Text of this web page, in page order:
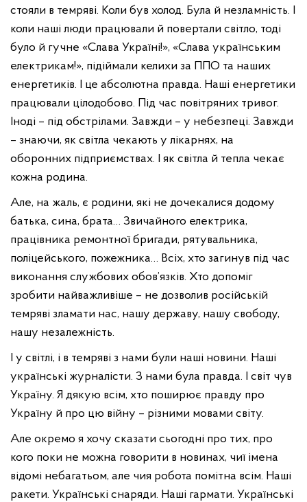
стояли в темряві. Коли був холод. Була й незламність. І
коли наші люди працювали й повертали світло, тоді
було й гучне «Слава Україні!», «Слава українським
електрикам!», підіймали келихи за ППО та наших
енергетиків. І це абсолютна правда. Наші енергетики
працювали цілодобово. Під час повітряних тривог.
Іноді – під обстрілами. Завжди – у небезпеці. Завжди
– знаючи, як світла чекають у лікарнях, на
оборонних підприємствах. І як світла й тепла чекає
кожна родина.
Але, на жаль, є родини, які не дочекалися додому
батька, сина, брата… Звичайного електрика,
працівника ремонтної бригади, рятувальника,
поліцейського, пожежника… Всіх, хто загинув під час
виконання службових обов’язків. Хто допоміг
зробити найважливіше – не дозволив російській
темряві зламати нас, нашу державу, нашу свободу,
нашу незалежність.
І у світлі, і в темряві з нами були наші новини. Наші
українські журналісти. З нами була правда. І світ чув
Україну. Я дякую всім, хто поширює правду про
Україну й про цю війну – різними мовами світу.
Але окремо я хочу сказати сьогодні про тих, про
кого поки не можна говорити в новинах, чиї імена
відомі небагатьом, але чия робота помітна всім. Наші
ракети. Українські снаряди. Наші гармати. Українські